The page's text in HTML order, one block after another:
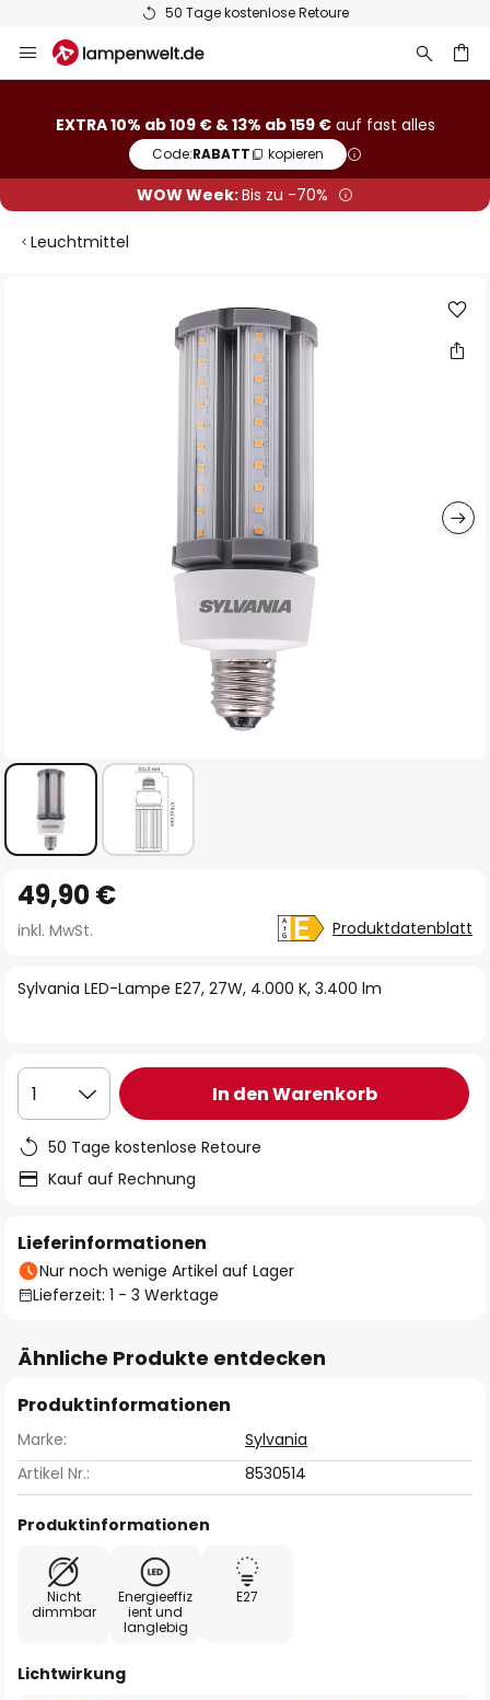
50 Tage kostenlose Retoure
Inhalt
EXTRA 10% ab 109 € & 13% ab 159 €auf fast alles
Code:RABATT kopieren
WOW Week:Bis zu -70%
Leuchtmittel
Anfang
der
springen
Sylvania LED-Lampe E27, 27W, 4.000 K, 3.400 lm
49,90 €
inkl. MwSt. Produktdatenblatt
1 In den Warenkorb
50 Tage kostenlose Retoure
Kauf auf Rechnung
Lieferinformationen
Nur noch wenige Artikel auf Lager
Lieferzeit: 1 - 3 Werktage
Ähnliche Produkte entdecken
Produktinformationen
Marke:
Sylvania
Artikel Nr.:
8530514
Produktinformationen
Nicht
dimmbar
Energieeffiz
ient und
langlebig
E27
Lichtwirkung